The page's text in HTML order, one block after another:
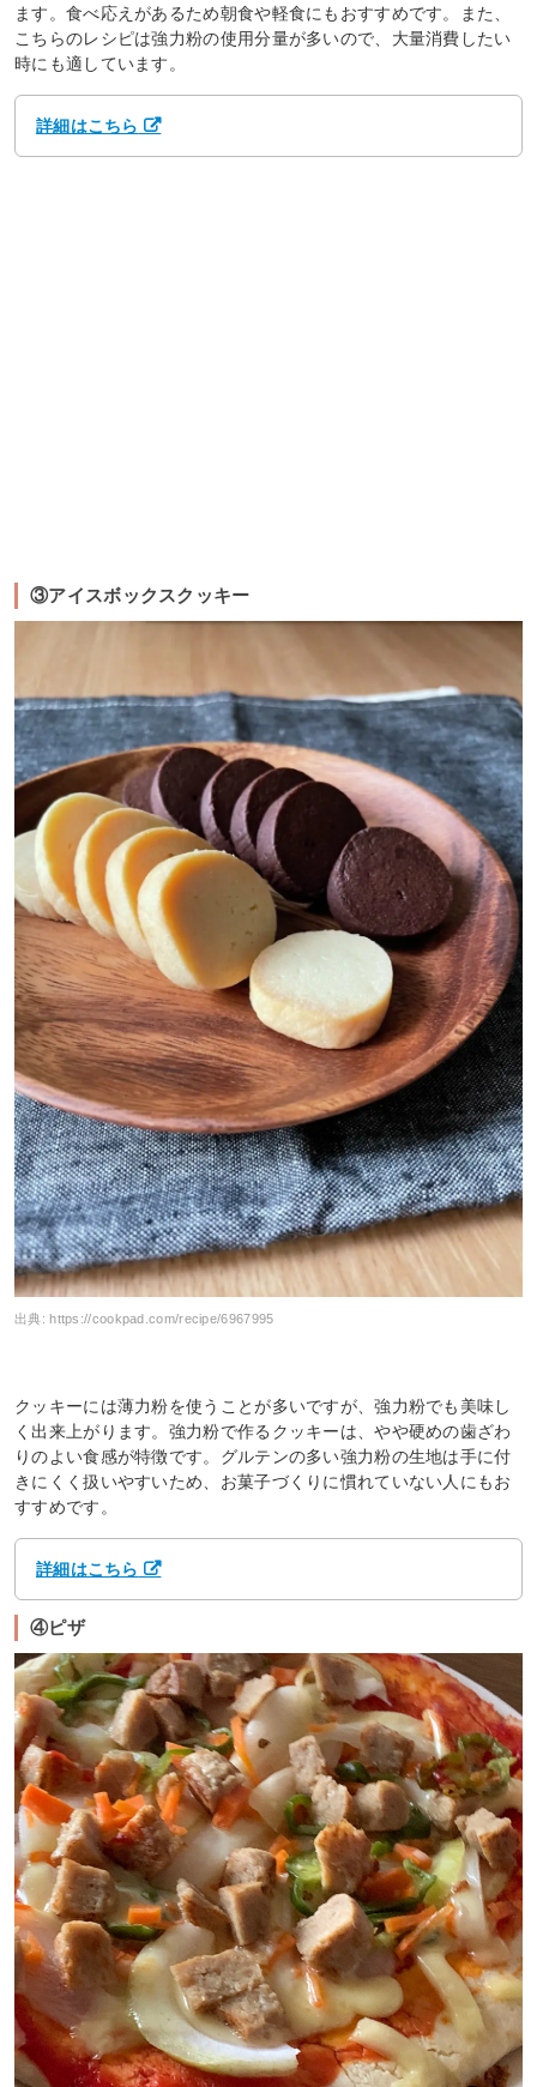
ます。食べ応えがあるため朝食や軽食にもおすすめです。また、
こちらのレシピは強力粉の使用分量が多いので、大量消費したい
時にも適しています。
詳細はこちら
③アイスボックスクッキー
出典: https://cookpad.com/recipe/6967995
クッキーには薄力粉を使うことが多いですが、強力粉でも美味し
く出来上がります。強力粉で作るクッキーは、やや硬めの歯ざわ
りのよい食感が特徴です。グルテンの多い強力粉の生地は手に付
きにくく扱いやすいため、お菓子づくりに慣れていない人にもお
すすめです。
詳細はこちら
④ピザ